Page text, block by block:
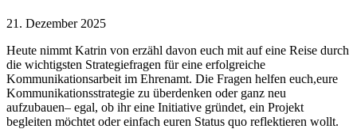
21. Dezember 2025
Heute nimmt Katrin von erzähl davon euch mit auf eine Reise durch
die wichtigsten Strategiefragen für eine erfolgreiche
Kommunikationsarbeit im Ehrenamt. Die Fragen helfen euch,eure
Kommunikationsstrategie zu überdenken oder ganz neu
aufzubauen– egal, ob ihr eine Initiative gründet, ein Projekt
begleiten möchtet oder einfach euren Status quo reflektieren wollt.